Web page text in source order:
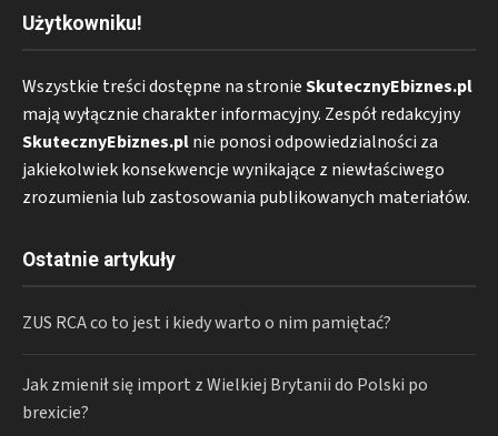
Użytkowniku!
Wszystkie treści dostępne na stronieSkutecznyEbiznes.pl
mają wyłącznie charakter informacyjny. Zespół redakcyjny
SkutecznyEbiznes.plnie ponosi odpowiedzialności za
jakiekolwiek konsekwencje wynikające z niewłaściwego
zrozumienia lub zastosowania publikowanych materiałów.
Ostatnie artykuły
ZUS RCA co to jest i kiedy warto o nim pamiętać?
Jak zmienił się import z Wielkiej Brytanii do Polski po
brexicie?